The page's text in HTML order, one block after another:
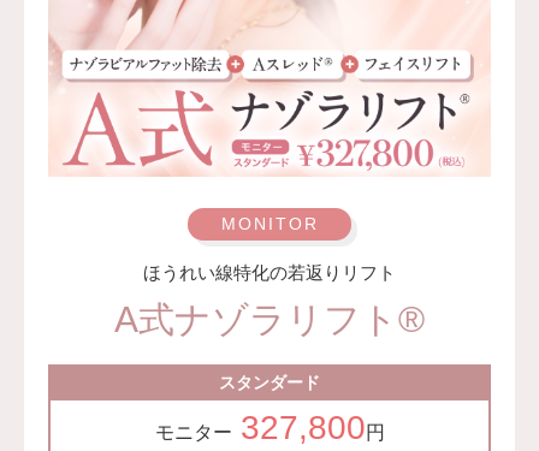
ほうれい線特化の若返りリフト
A式ナゾラリフト®︎
スタンダード
モニター 327,800円